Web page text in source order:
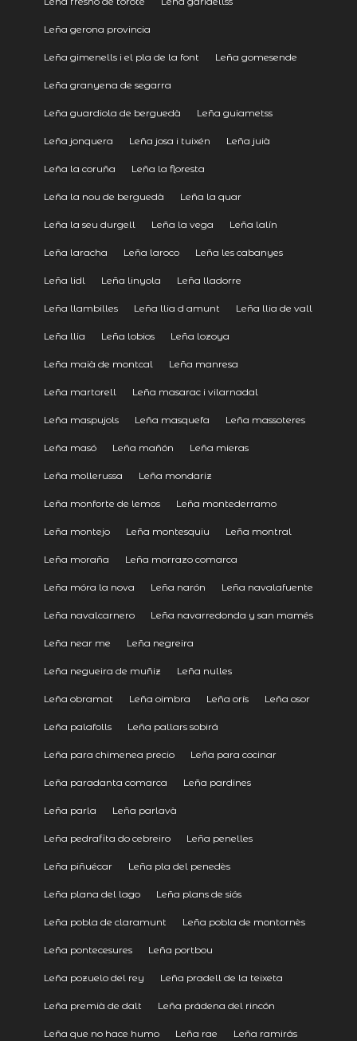
Leña gerona provincia
Leña gimenells i el pla de la font Leña gomesende
Leña granyena de segarra
Leña guardiola de berguedà Leña guiametss
Leña jonquera Leña josa i tuixén Leña juià
Leña la coruña Leña la floresta
Leña la nou de berguedà Leña la quar
Leña la seu durgell Leña la vega Leña lalín
Leña laracha Leña laroco Leña les cabanyes
Leña lidl Leña linyola Leña lladorre
Leña llambilles Leña llia d amunt Leña llia de vall
Leña llia Leña lobios Leña lozoya
Leña maià de montcal Leña manresa
Leña martorell Leña masarac i vilarnadal
Leña maspujols Leña masquefa Leña massoteres
Leña masó Leña mañón Leña mieras
Leña mollerussa Leña mondariz
Leña monforte de lemos Leña montederramo
Leña montejo Leña montesquiu Leña montral
Leña moraña Leña morrazo comarca
Leña móra la nova Leña narón Leña navalafuente
Leña navalcarnero Leña navarredonda y san mamés
Leña near me Leña negreira
Leña negueira de muñiz Leña nulles
Leña obramat Leña oimbra Leña orís Leña osor
Leña palafolls Leña pallars sobirá
Leña para chimenea precio Leña para cocinar
Leña paradanta comarca Leña pardines
Leña parla Leña parlavà
Leña pedrafita do cebreiro Leña penelles
Leña piñuécar Leña pla del penedès
Leña plana del lago Leña plans de siós
Leña pobla de claramunt Leña pobla de montornès
Leña pontecesures Leña portbou
Leña pozuelo del rey Leña pradell de la teixeta
Leña premià de dalt Leña prádena del rincón
Leña que no hace humo Leña rae Leña ramirás